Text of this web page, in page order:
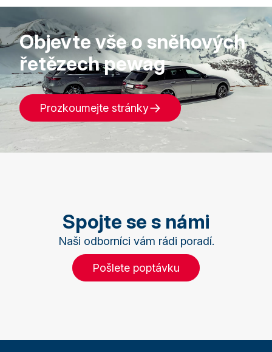
Objevte vše o sněhových
řetězech pewag
Prozkoumejte stránky
Spojte se s námi
Naši odborníci vám rádi poradí.
Pošlete poptávku